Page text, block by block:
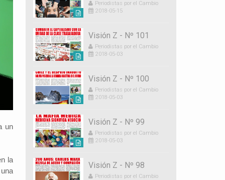
un
la
Periodistas por el Cambio
2018-05-15
Visión Z - Nº 101
Periodistas por el Cambio
2018-05-03
Visión Z - Nº 100
Periodistas por el Cambio
2018-05-03
Visión Z - Nº 99
Periodistas por el Cambio
2018-05-03
Visión Z - Nº 98
Periodistas por el Cambio